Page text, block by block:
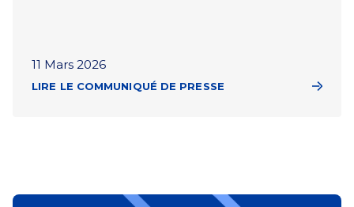
11 Mars 2026
LIRE LE COMMUNIQUÉ DE PRESSE